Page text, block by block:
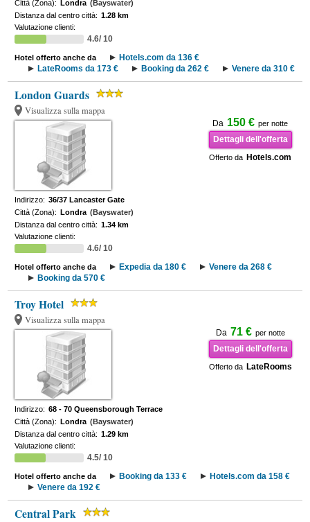
Città (Zona): Londra (Bayswater)
Distanza dal centro città: 1.28 km
Valutazione clienti:
4.6/ 10
Hotel offerto anche da
Hotels.com da 136 €
LateRooms da 173 €
Booking da 262 € Venere da 310 €
London Guards
Visualizza sulla mappa
Da 150 € per notte
Dettagli dell'offerta
Offerto da Hotels.com
Indirizzo: 36/37 Lancaster Gate
Città (Zona): Londra (Bayswater)
Distanza dal centro città: 1.34 km
Valutazione clienti:
4.6/ 10
Hotel offerto anche da Expedia da 180 €
Venere da 268 €
Booking da 570 €
Troy Hotel
Visualizza sulla mappa
Da 71 € per notte
Dettagli dell'offerta
Offerto da LateRooms
Indirizzo: 68 - 70 Queensborough Terrace
Città (Zona): Londra (Bayswater)
Distanza dal centro città: 1.29 km
Valutazione clienti:
4.5/ 10
Hotel offerto anche da Booking da 133 €
Hotels.com da 158 €
Venere da 192 €
Central Park